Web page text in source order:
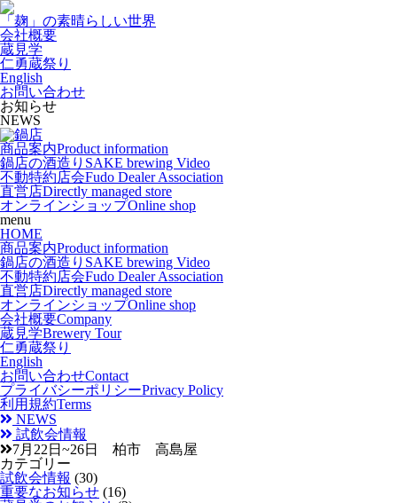
「麹」の素晴らしい世界
会社概要
蔵見学
仁勇蔵祭り
English
お問い合わせ
お知らせ
NEWS
商品案内Product information
鍋店の酒造り SAKE brewing Video
不動特約店会Fudo Dealer Association
直営店Directly managed store
オンラインショップOnline shop
menu
HOME
商品案内Product information
鍋店の酒造り SAKE brewing Video
不動特約店会Fudo Dealer Association
直営店Directly managed store
オンラインショップOnline shop
会社概要Company
蔵見学Brewery Tour
仁勇蔵祭り
English
お問い合わせContact
プライバシーポリシーPrivacy Policy
利用規約Terms
NEWS
試飲会情報
7月22日~26日 柏市 高島屋
カテゴリー
試飲会情報 (30)
重要なお知らせ (16)